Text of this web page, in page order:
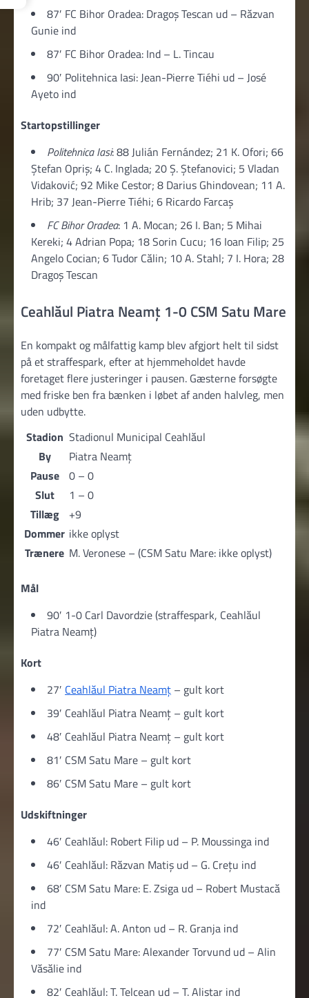
87′ FC Bihor Oradea: Dragoș Tescan ud – Răzvan
Gunie ind
87′ FC Bihor Oradea: Ind – L. Tincau
90′ Politehnica Iasi: Jean-Pierre Tiéhi ud – José
Ayeto ind
Startopstillinger
Politehnica Iasi: 88 Julián Fernández; 21 K. Ofori; 66
Ștefan Opriș; 4 C. Inglada; 20 Ș. Ștefanovici; 5 Vladan
Vidaković; 92 Mike Cestor; 8 Darius Ghindovean; 11 A.
Hrib; 37 Jean-Pierre Tiéhi; 6 Ricardo Farcaş
FC Bihor Oradea: 1 A. Mocan; 26 I. Ban; 5 Mihai
Kereki; 4 Adrian Popa; 18 Sorin Cucu; 16 Ioan Filip; 25
Angelo Cocian; 6 Tudor Călin; 10 A. Stahl; 7 I. Hora; 28
Dragoș Tescan
Ceahlăul Piatra Neamţ 1-0 CSM Satu Mare
En kompakt og målfattig kamp blev afgjort helt til sidst
på et straffespark, efter at hjemmeholdet havde
foretaget flere justeringer i pausen. Gæsterne forsøgte
med friske ben fra bænken i løbet af anden halvleg, men
uden udbytte.
Stadion Stadionul Municipal Ceahlăul
By
Piatra Neamţ
Pause
0 – 0
Slut
1 – 0
Tillæg
+9
Dommer ikke oplyst
Trænere M. Veronese – (CSM Satu Mare: ikke oplyst)
Mål
90′ 1-0 Carl Davordzie (straffespark, Ceahlăul
Piatra Neamţ)
Kort
27′ Ceahlăul Piatra Neamţ – gult kort
39′ Ceahlăul Piatra Neamţ – gult kort
48′ Ceahlăul Piatra Neamţ – gult kort
81′ CSM Satu Mare – gult kort
86′ CSM Satu Mare – gult kort
Udskiftninger
46′ Ceahlăul: Robert Filip ud – P. Moussinga ind
46′ Ceahlăul: Răzvan Matiș ud – G. Crețu ind
68′ CSM Satu Mare: E. Zsiga ud – Robert Mustacă
ind
72′ Ceahlăul: A. Anton ud – R. Granja ind
77′ CSM Satu Mare: Alexander Torvund ud – Alin
Văsălie ind
82′ Ceahlăul: T. Telcean ud – T. Alistar ind